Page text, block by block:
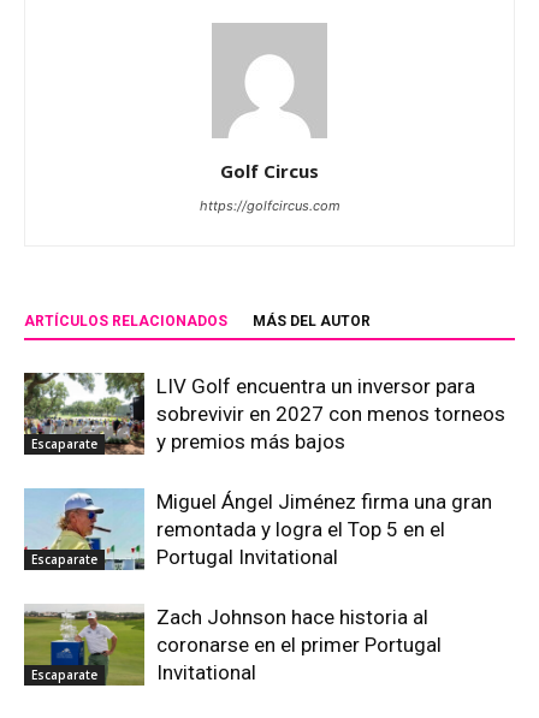
Golf Circus
https://golfcircus.com
ARTÍCULOS RELACIONADOS MÁS DEL AUTOR
Escaparate
LIV Golf encuentra un inversor para
sobrevivir en 2027 con menos torneos
y premios más bajos
Escaparate
Miguel Ángel Jiménez firma una gran
remontada y logra el Top 5 en el
Portugal Invitational
Escaparate
Zach Johnson hace historia al
coronarse en el primer Portugal
Invitational